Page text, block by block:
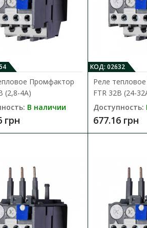
Доступность:
Реле
677.16 грн
Доступность:
Реле
677.16 грн
Промфактор
(2,8-4А)
В наличии
грн
КОД: 02632
Реле
FTR 32B (24-
Доступность:
677.16 грн